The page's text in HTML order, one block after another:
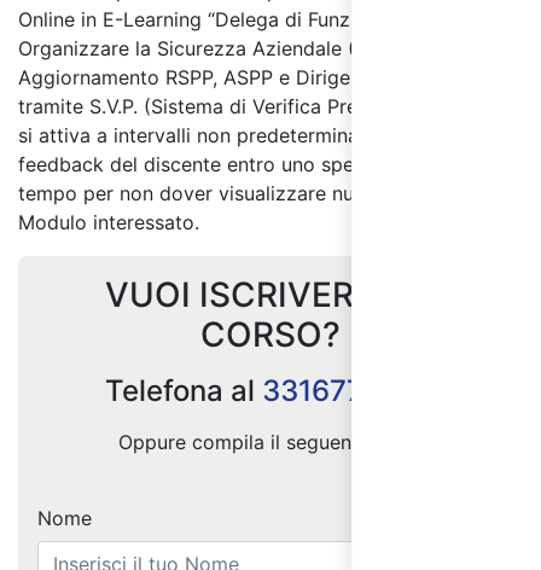
Online in E-Learning “Delega di Funzione: Come
Organizzare la Sicurezza Aziendale (Valido come
Aggiornamento RSPP, ASPP e Dirigenti)” è monitorata
tramite S.V.P. (Sistema di Verifica Presenza); il sistema
si attiva a intervalli non predeterminati e richiede un
feedback del discente entro uno specifico termine di
tempo per non dover visualizzare nuovamente il
Modulo interessato.
VUOI ISCRIVERTI AL
CORSO?
Telefona al 3316770225
Oppure compila il seguente form:
Nome